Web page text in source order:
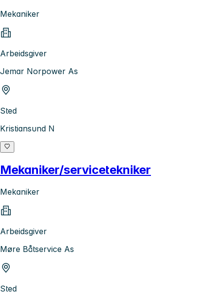
Mekaniker
Arbeidsgiver
Jemar Norpower As
Sted
Kristiansund N
Mekaniker/servicetekniker
Mekaniker
Arbeidsgiver
Møre Båtservice As
Sted